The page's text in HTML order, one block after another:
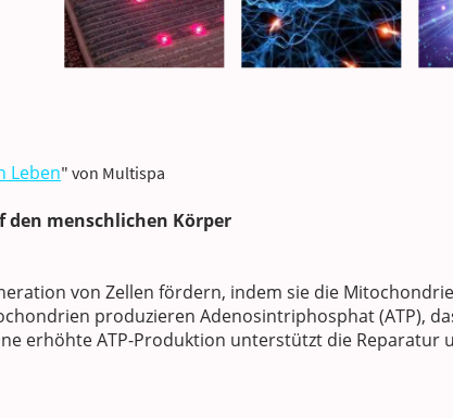
Leben" von Multispa
menschlichen Körper
von Zellen fördern, indem sie die
produzieren Adenosintriphosphat (ATP),
erhöhte ATP-Produktion unterstützt die Reparatur